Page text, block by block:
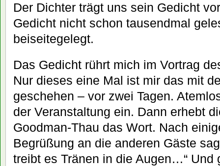
Der Dichter trägt uns sein Gedicht
Gedicht nicht schon tausendmal
beiseitegelegt.
Das Gedicht rührt mich im Vortrag
Nur dieses eine Mal ist mir das mit
geschehen – vor zwei Tagen.
der Veranstaltung ein. Dann erhebt
Goodman-Thau das Wort. Nach
Begrüßung an die anderen Gäste
treibt es Tränen in die Augen…“ Und